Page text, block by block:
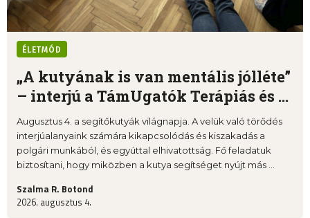
ÉLETMÓD
„A kutyának is van mentális jólléte”
– interjú a TámUgatók Terápiás és ...
Augusztus 4. a segítőkutyák világnapja. A velük való törődés
interjúalanyaink számára kikapcsolódás és kiszakadás a
polgári munkából, és egyúttal elhivatottság. Fő feladatuk
biztosítani, hogy miközben a kutya segítséget nyújt más ...
Szalma R. Botond
2026. augusztus 4.